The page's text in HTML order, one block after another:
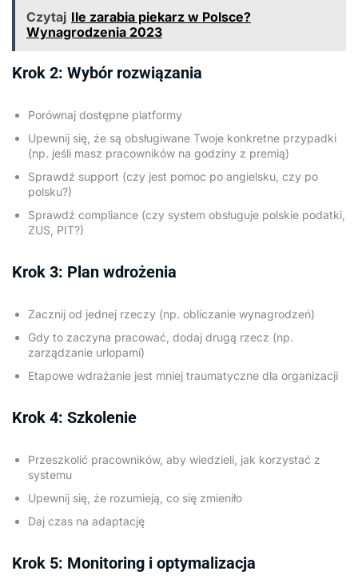
Czytaj Ile zarabia piekarz w Polsce?
Wynagrodzenia 2023
Krok 2: Wybór rozwiązania
Porównaj dostępne platformy
Upewnij się, że są obsługiwane Twoje konkretne przypadki
(np. jeśli masz pracowników na godziny z premią)
Sprawdź support (czy jest pomoc po angielsku, czy po
polsku?)
Sprawdź compliance (czy system obsługuje polskie podatki,
ZUS, PIT?)
Krok 3: Plan wdrożenia
Zacznij od jednej rzeczy (np. obliczanie wynagrodzeń)
Gdy to zaczyna pracować, dodaj drugą rzecz (np.
zarządzanie urlopami)
Etapowe wdrażanie jest mniej traumatyczne dla organizacji
Krok 4: Szkolenie
Przeszkolić pracowników, aby wiedzieli, jak korzystać z
systemu
Upewnij się, że rozumieją, co się zmieniło
Daj czas na adaptację
Krok 5: Monitoring i optymalizacja